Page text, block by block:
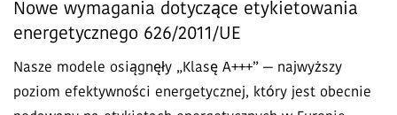
Nowe wymagania dotyczące etykietowania
energetycznego 626/2011/UE
Nasze modele osiągnęły „Klasę A+++” — najwyższy
poziom efektywności energetycznej, który jest obecnie